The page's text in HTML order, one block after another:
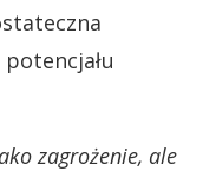
zagrożenie, ale